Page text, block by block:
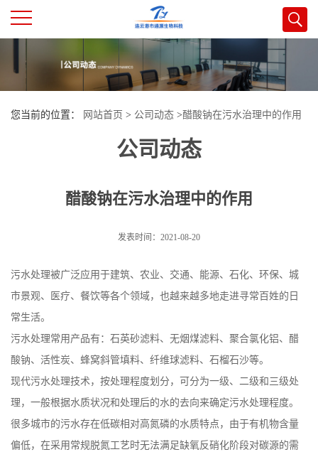
司
介
绍
公
司
态
您当前的位置： 网站首页 > 公司动态 >醋酸钠在污水治理中的作用
公司动态
醋酸钠在污水治理中的作用
发表时间：2021-08-20
污水处理被广泛应用于建筑、农业、交通、能源、石化、环保、城
市景观、医疗、餐饮等各个领域，也越来越多地走进寻常百姓的日
常生活。
污水处理常用产品有：石英砂滤料、无烟煤滤料、聚合氯化铝、醋
酸钠、活性炭、蜂窝斜管填料、纤维球滤料、石榴石沙等。
现代污水处理技术，按处理程度划分，可分为一级、二级和三级处
理，一般根据水质状况和处理后的水的去向来确定污水处理程度。
很多城市的污水存在低碳相对高氮磷的水质特点，由于有机物含量
偏低，在采用常规脱氮工艺时无法满足缺氧反硝化阶段对碳源的需